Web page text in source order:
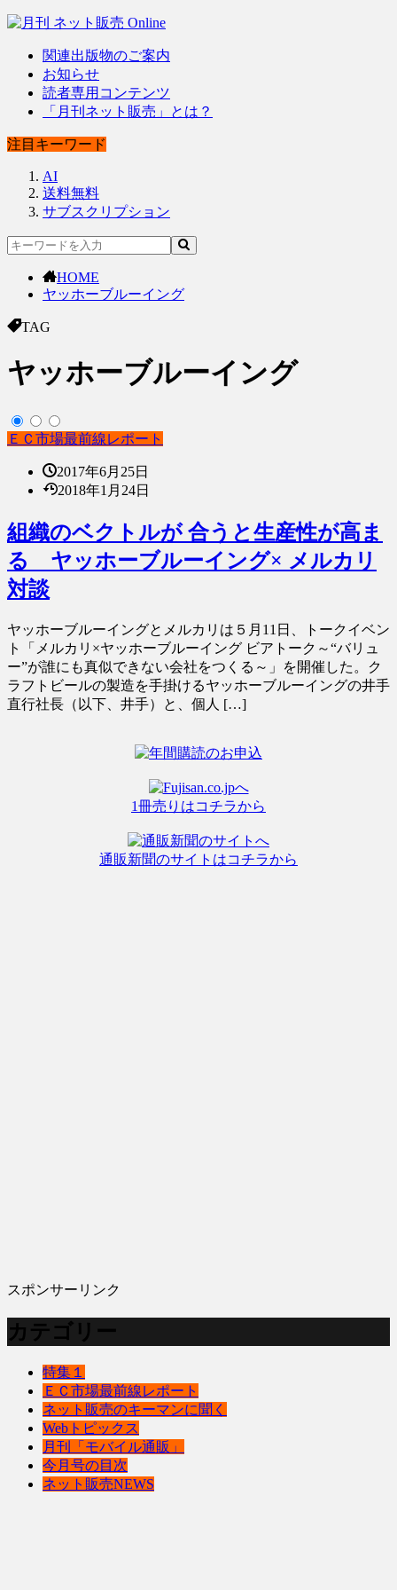
関連出版物のご案内
お知らせ
読者専用コンテンツ
「月刊ネット販売」とは？
注目キーワード
AI
送料無料
サブスクリプション
HOME
ヤッホーブルーイング
TAG
ヤッホーブルーイング
ＥＣ市場最前線レポート
2017年6月25日
2018年1月24日
組織のベクトルが 合うと生産性が高ま
る ヤッホーブルーイング× メルカリ
対談
ヤッホーブルーイングとメルカリは５月11日、トークイベン
ト「メルカリ×ヤッホーブルーイング ビアトーク～“バリュ
ー”が誰にも真似できない会社をつくる～」を開催した。ク
ラフトビールの製造を手掛けるヤッホーブルーイングの井手
直行社長（以下、井手）と、個人 […]
1冊売りはコチラから
通販新聞のサイトはコチラから
スポンサーリンク
カテゴリー
特集１
ＥＣ市場最前線レポート
ネット販売のキーマンに聞く
Webトピックス
月刊「モバイル通販」
今月号の目次
ネット販売NEWS